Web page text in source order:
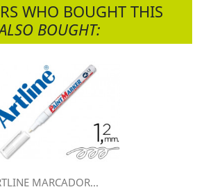
WHO BOUGHT THIS
BOUGHT:
MARCADOR...